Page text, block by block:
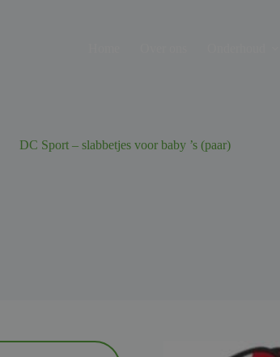
DC Sport – slabbetjes voor baby ’s (paar)